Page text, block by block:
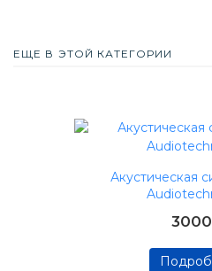
ЕЩЕ В ЭТОЙ КАТЕГОРИИ
Акустическая
3000